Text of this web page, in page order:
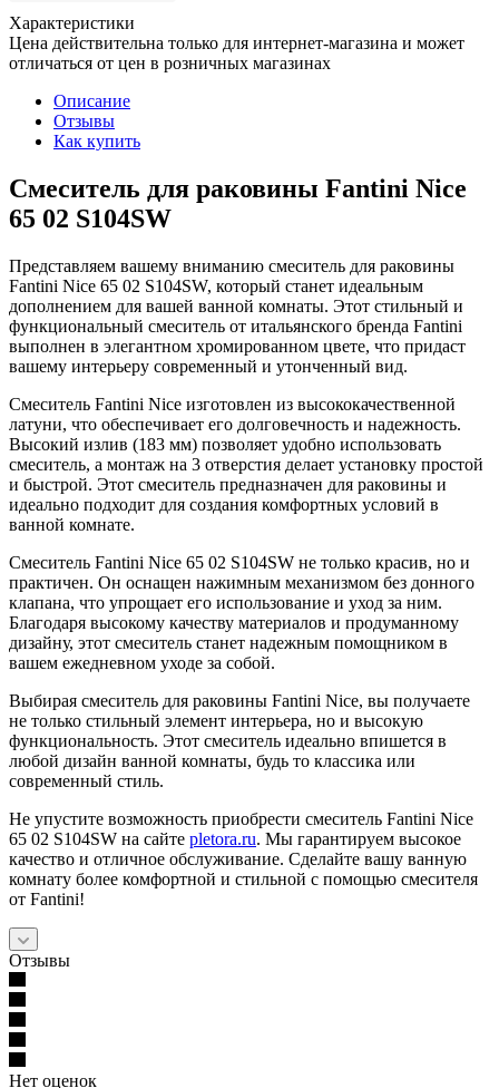
Характеристики
Цена действительна только для интернет-магазина и может
отличаться от цен в розничных магазинах
Описание
Отзывы
Как купить
Смеситель для раковины Fantini Nice
65 02 S104SW
Представляем вашему вниманию смеситель для раковины
Fantini Nice 65 02 S104SW, который станет идеальным
дополнением для вашей ванной комнаты. Этот стильный и
функциональный смеситель от итальянского бренда Fantini
выполнен в элегантном хромированном цвете, что придаст
вашему интерьеру современный и утонченный вид.
Смеситель Fantini Nice изготовлен из высококачественной
латуни, что обеспечивает его долговечность и надежность.
Высокий излив (183 мм) позволяет удобно использовать
смеситель, а монтаж на 3 отверстия делает установку простой
и быстрой. Этот смеситель предназначен для раковины и
идеально подходит для создания комфортных условий в
ванной комнате.
Смеситель Fantini Nice 65 02 S104SW не только красив, но и
практичен. Он оснащен нажимным механизмом без донного
клапана, что упрощает его использование и уход за ним.
Благодаря высокому качеству материалов и продуманному
дизайну, этот смеситель станет надежным помощником в
вашем ежедневном уходе за собой.
Выбирая смеситель для раковины Fantini Nice, вы получаете
не только стильный элемент интерьера, но и высокую
функциональность. Этот смеситель идеально впишется в
любой дизайн ванной комнаты, будь то классика или
современный стиль.
Не упустите возможность приобрести смеситель Fantini Nice
65 02 S104SW на сайте pletora.ru. Мы гарантируем высокое
качество и отличное обслуживание. Сделайте вашу ванную
комнату более комфортной и стильной с помощью смесителя
от Fantini!
Отзывы
Нет оценок